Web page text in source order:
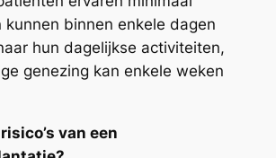
kunnen binnen enkele dagen
hun dagelijkse activiteiten,
genezing kan enkele weken
van een